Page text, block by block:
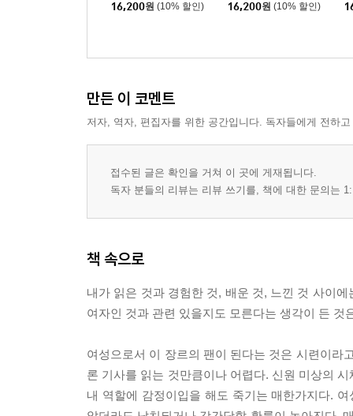
16,200원 (10% 할인) 16,200원 (10% 할인)
만든 이 코멘트
저자, 역자, 편집자를 위한 공간입니다. 독자들에게 전하
접수된 글은 확인을 거쳐 이 곳에 게재됩니다.
독자 분들의 리뷰는 리뷰 쓰기를, 책에 대한 문의는
책 속으로
내가 읽은 것과 경험한 것, 배운 것, 느낀 것 사이
여자인 것과 관련 있을지도 모른다는 생각이 든 것
여성으로서 이 장르의 팬이 된다는 것은 시련이라
론 기사를 읽는 것만큼이나 어렵다. 신원 미상의
내 역할에 감정이입을 해도 죽기는 매한가지다.